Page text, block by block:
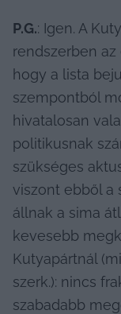
P.G.: Igen. A
rendszerben
hogy a lista
szempontból
hivatalosan
politikusnak
szükséges
viszont ebből a
állnak a sima
kevesebb
Kutyapártnál
szerk.): nincs
szabadabb